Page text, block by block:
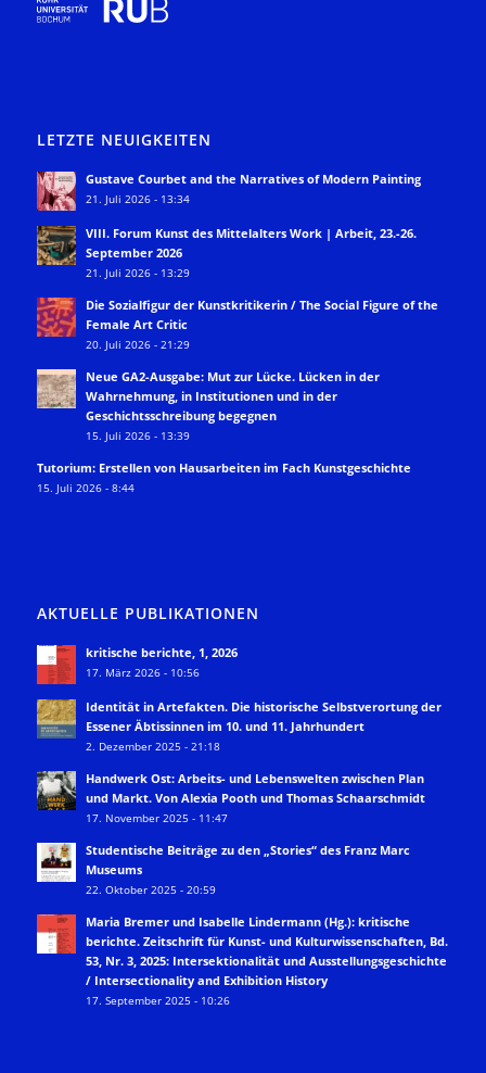
LETZTE NEUIGKEITEN
Gustave Courbet and the Narratives of Modern Painting
21. Juli 2026 - 13:34
VIII. Forum Kunst des Mittelalters Work | Arbeit, 23.-26.
September 2026
21. Juli 2026 - 13:29
Die Sozialfigur der Kunstkritikerin / The Social Figure of the
Female Art Critic
20. Juli 2026 - 21:29
Neue GA2-Ausgabe: Mut zur Lücke. Lücken in der
Wahrnehmung, in Institutionen und in der
Geschichtsschreibung begegnen
15. Juli 2026 - 13:39
Tutorium: Erstellen von Hausarbeiten im Fach Kunstgeschichte
15. Juli 2026 - 8:44
AKTUELLE PUBLIKATIONEN
kritische berichte, 1, 2026
17. März 2026 - 10:56
Identität in Artefakten. Die historische Selbstverortung der
Essener Äbtissinnen im 10. und 11. Jahrhundert
2. Dezember 2025 - 21:18
Handwerk Ost: Arbeits- und Lebenswelten zwischen Plan
und Markt. Von Alexia Pooth und Thomas Schaarschmidt
17. November 2025 - 11:47
Studentische Beiträge zu den „Stories“ des Franz Marc
Museums
22. Oktober 2025 - 20:59
Maria Bremer und Isabelle Lindermann (Hg.): kritische
berichte. Zeitschrift für Kunst- und Kulturwissenschaften, Bd.
53, Nr. 3, 2025: Intersektionalität und Ausstellungsgeschichte
/ Intersectionality and Exhibition History
17. September 2025 - 10:26